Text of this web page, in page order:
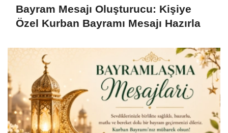
Bayram Mesajı Oluşturucu: Kişiye
Özel Kurban Bayramı Mesajı Hazırla